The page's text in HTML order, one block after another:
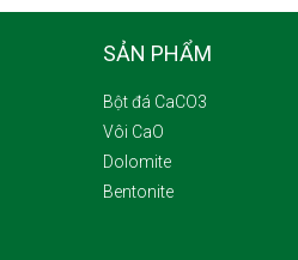
SẢN PHẨM
Bột đá CaCO3
Vôi CaO
Dolomite
Bentonite